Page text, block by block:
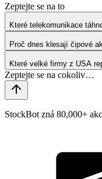
Zeptejte se na to
Které telekomunikace
Proč dnes klesají čipové
Které velké firmy z USA
StockBot zná 80,000+